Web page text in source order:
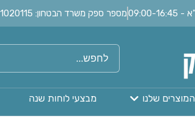
מספר ספק משרד הבטחון: 0011020115
המוצרים שלנו מבצעי לוחות שנה